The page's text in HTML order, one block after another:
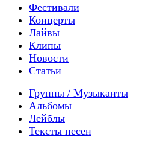
Фестивали
Концерты
Лайвы
Клипы
Новости
Статьи
Группы / Музыканты
Альбомы
Лейблы
Тексты песен